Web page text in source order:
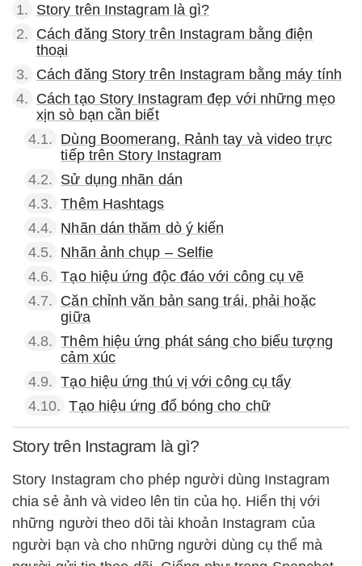
1. Story trên Instagram là gì?
2. Cách đăng Story trên Instagram bằng điện
thoại
3. Cách đăng Story trên Instagram bằng máy tính
4. Cách tạo Story Instagram đẹp với những mẹo
xịn sò bạn cần biết
4.1. Dùng Boomerang, Rảnh tay và video trực
tiếp trên Story Instagram
4.2. Sử dụng nhãn dán
4.3. Thêm Hashtags
4.4. Nhãn dán thăm dò ý kiến
4.5. Nhãn ảnh chụp – Selfie
4.6. Tạo hiệu ứng độc đáo với công cụ vẽ
4.7. Căn chỉnh văn bản sang trái, phải hoặc
giữa
4.8. Thêm hiệu ứng phát sáng cho biểu tượng
cảm xúc
4.9. Tạo hiệu ứng thú vị với công cụ tẩy
4.10. Tạo hiệu ứng đổ bóng cho chữ
Story trên Instagram là gì?
Story Instagram cho phép người dùng Instagram
chia sẻ ảnh và video lên tin của họ. Hiển thị với
những người theo dõi tài khoản Instagram của
người bạn và cho những người dùng cụ thể mà